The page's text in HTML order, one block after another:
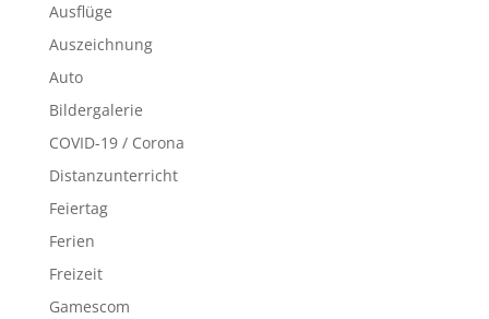
Ausflüge
Auszeichnung
Auto
Bildergalerie
COVID-19 / Corona
Distanzunterricht
Feiertag
Ferien
Freizeit
Gamescom